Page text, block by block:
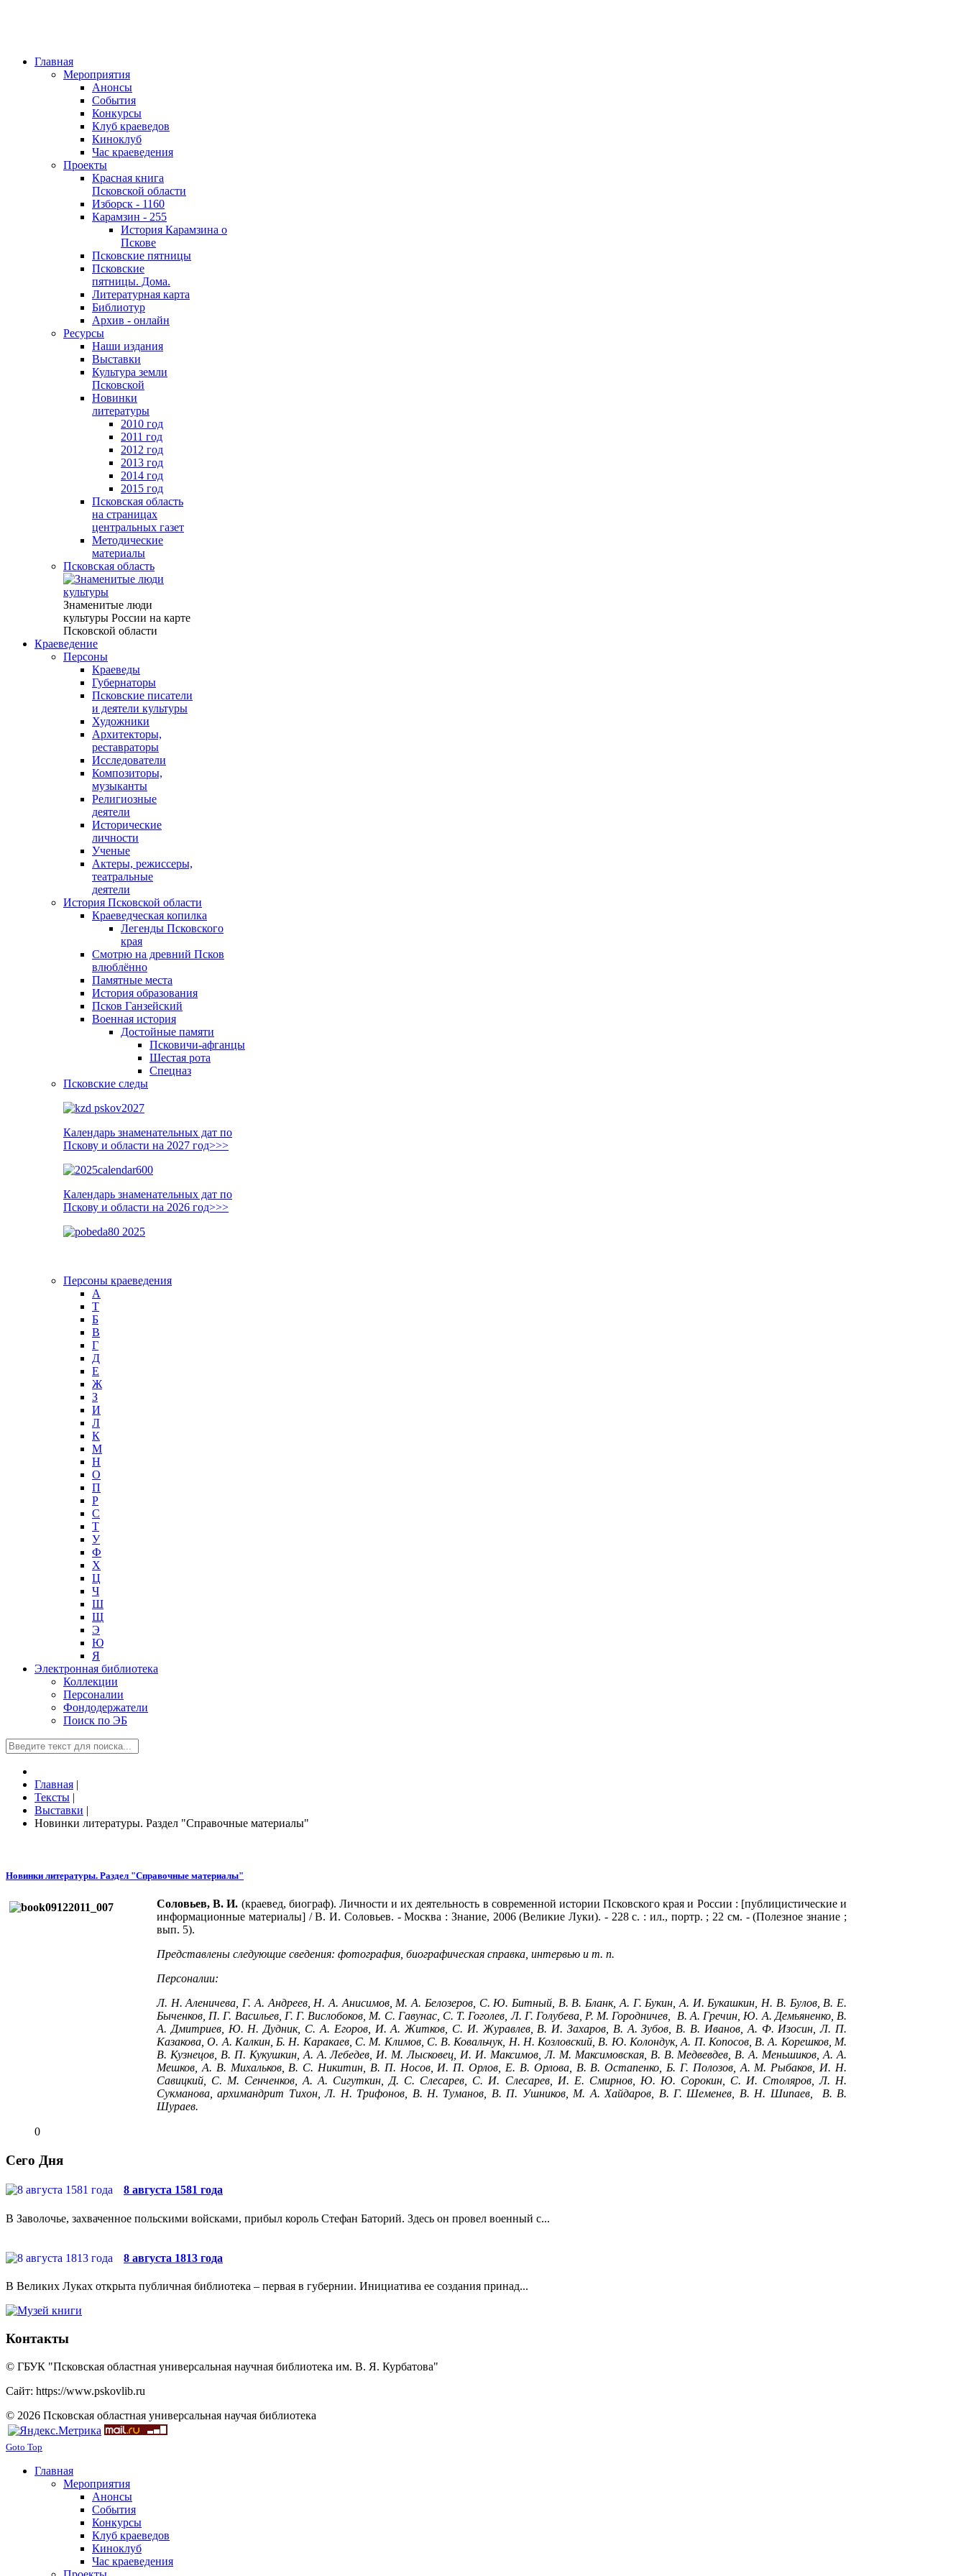
Главная
Мероприятия
Анонсы
События
Конкурсы
Клуб краеведов
Киноклуб
Час краеведения
Проекты
Красная книга
Псковской области
Изборск - 1160
Карамзин - 255
История Карамзина о
Пскове
Псковские пятницы
Псковские
пятницы. Дома.
Литературная карта
Библиотур
Архив - онлайн
Ресурсы
Наши издания
Выставки
Культура земли
Псковской
Новинки
литературы
2010 год
2011 год
2012 год
2013 год
2014 год
2015 год
Псковская область
на страницах
центральных газет
Методические
материалы
Псковская область
Знаменитые люди
культуры России на карте
Псковской области
Краеведение
Персоны
Краеведы
Губернаторы
Псковские писатели
и деятели культуры
Художники
Архитекторы,
реставраторы
Исследователи
Композиторы,
музыканты
Религиозные
деятели
Исторические
личности
Ученые
Актеры, режиссеры,
театральные
деятели
История Псковской области
Краеведческая копилка
Легенды Псковского
края
Смотрю на древний Псков
влюблённо
Памятные места
История образования
Псков Ганзейский
Военная история
Достойные памяти
Псковичи-афганцы
Шестая рота
Спецназ
Псковские следы
Календарь знаменательных дат по
Пскову и области на 2027 год>>>
Календарь знаменательных дат по
Пскову и области на 2026 год>>>
Персоны краеведения
А
T
Б
В
Г
Д
Е
Ж
З
И
Л
К
М
Н
О
П
Р
С
Т
У
Ф
Х
Ц
Ч
Ш
Щ
Э
Ю
Я
Электронная библиотека
Коллекции
Персоналии
Фондодержатели
Поиск по ЭБ
Главная |
Тексты |
Выставки |
Новинки литературы. Раздел "Справочные материалы"
Новинки литературы. Раздел "Справочные материалы"
Соловьев, В. И. (краевед, биограф). Личности и их деятельность в современной истории Псковского края и России : [публицистические и
информационные материалы] / В. И. Соловьев. - Москва : Знание, 2006 (Великие Луки). - 228 с. : ил., портр. ; 22 см. - (Полезное знание ;
вып. 5).
Представлены следующие сведения: фотография, биографическая справка, интервью и т. п.
Персоналии:
Л. Н. Аленичева, Г. А. Андреев, Н. А. Анисимов, М. А. Белозеров, С. Ю. Битный, В. В. Бланк, А. Г. Букин, А. И. Букашкин, Н. В. Булов, В. Е.
Быченков, П. Г. Васильев, Г. Г. Вислобоков, М. С. Гавунас, С. Т. Гоголев, Л. Г. Голубева, Р. М. Городничев, В. А. Гречин, Ю. А. Демьяненко, В.
А. Дмитриев, Ю. Н. Дудник, С. А. Егоров, И. А. Житков, С. И. Журавлев, В. И. Захаров, В. А. Зубов, В. В. Иванов, А. Ф. Изосин, Л. П.
Казакова, О. А. Калкин, Б. Н. Каракаев, С. М. Климов, С. В. Ковальчук, Н. Н. Козловский, В. Ю. Колондук, А. П. Копосов, В. А. Корешков, М.
В. Кузнецов, В. П. Кукушкин, А. А. Лебедев, И. М. Лысковец, И. И. Максимов, Л. М. Максимовская, В. В. Медвевдев, В. А. Меньшиков, А. А.
Мешков, А. В. Михальков, В. С. Никитин, В. П. Носов, И. П. Орлов, Е. В. Орлова, В. В. Остапенко, Б. Г. Полозов, А. М. Рыбаков, И. Н.
Савицкий, С. М. Сенченков, А. А. Сигуткин, Д. С. Слесарев, С. И. Слесарев, И. Е. Смирнов, Ю. Ю. Сорокин, С. И. Столяров, Л. Н.
Сукманова, архимандрит Тихон, Л. Н. Трифонов, В. Н. Туманов, В. П. Ушников, М. А. Хайдаров, В. Г. Шеменев, В. Н. Шипаев, В. В.
Шураев.
0
Сего Дня
8 августа 1581 года
В Заволочье, захваченное польскими войсками, прибыл король Стефан Баторий. Здесь он провел военный с...
8 августа 1813 года
В Великих Луках открыта публичная библиотека – первая в губернии. Инициатива ее создания принад...
Контакты
© ГБУК "Псковская областная универсальная научная библиотека им. В. Я. Курбатова"
Сайт: https://www.pskovlib.ru
© 2026 Псковская областная универсальная научая библиотека
Goto Top
Главная
Мероприятия
Анонсы
События
Конкурсы
Клуб краеведов
Киноклуб
Час краеведения